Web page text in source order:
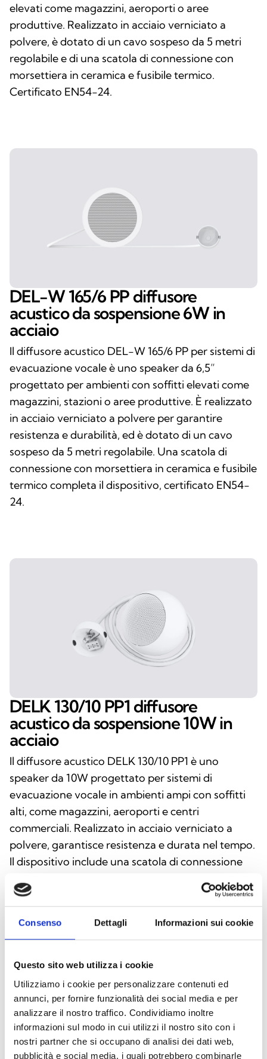
Consenso Dettagli Informazioni sui cookie
Questo sito web utilizza i cookie
Utilizziamo i cookie per personalizzare contenuti ed
annunci, per fornire funzionalità dei social media e per
analizzare il nostro traffico. Condividiamo inoltre
informazioni sul modo in cui utilizzi il nostro sito con i
nostri partner che si occupano di analisi dei dati web,
pubblicità e social media, i quali potrebbero combinarle
elevati come magazzini, aeroporti o aree
produttive. Realizzato in acciaio verniciato a
polvere, è dotato di un cavo sospeso da 5 metri
regolabile e di una scatola di connessione con
morsettiera in ceramica e fusibile termico.
Certificato EN54-24.
DEL-W 165/6 PP diffusore
acustico da sospensione 6W in
acciaio
Il diffusore acustico DEL-W 165/6 PP per sistemi di
evacuazione vocale è uno speaker da 6,5”
progettato per ambienti con soffitti elevati come
magazzini, stazioni o aree produttive. È realizzato
in acciaio verniciato a polvere per garantire
resistenza e durabilità, ed è dotato di un cavo
sospeso da 5 metri regolabile. Una scatola di
connessione con morsettiera in ceramica e fusibile
termico completa il dispositivo, certificato EN54-
24.
DELK 130/10 PP1 diffusore
acustico da sospensione 10W in
acciaio
Il diffusore acustico DELK 130/10 PP1 è uno
speaker da 10W progettato per sistemi di
evacuazione vocale in ambienti ampi con soffitti
alti, come magazzini, aeroporti e centri
commerciali. Realizzato in acciaio verniciato a
polvere, garantisce resistenza e durata nel tempo.
Il dispositivo include una scatola di connessione
ceramica, fusibile termico e un cavo regolabile da